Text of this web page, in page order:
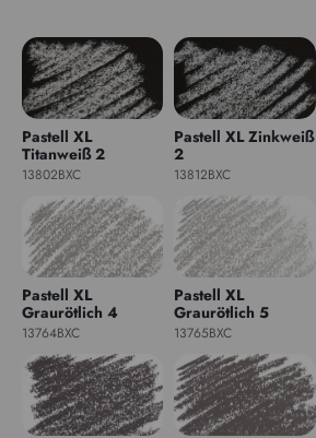
Pastell XL
Titanweiß 2
13802BXC
Pastell XL Zinkweiß
2
13812BXC
Pastell XL
Graurötlich 4
13764BXC
Pastell XL
Graurötlich 5
13765BXC